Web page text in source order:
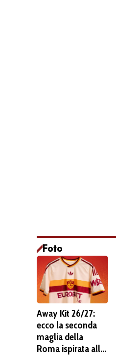
Foto
Away Kit 26/27:
ecco la seconda
maglia della
Roma ispirata alla